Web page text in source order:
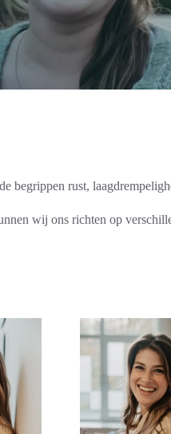
begrippen rust,
wij ons richten op